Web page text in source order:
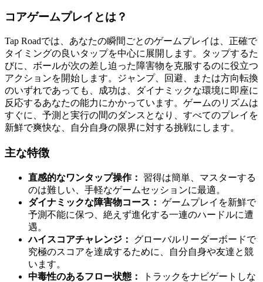
コアゲームプレイとは？
Tap Roadでは、あなたの瞬間ごとのゲームプレイは、正確で
タイミングの良いタップを中心に展開します。タップするた
びに、ボールが次の差し迫った障害物を克服するのに役立つ
アクションを開始します。ジャンプ、回避、または方向転換
のいずれであっても、成功は、ダイナミックな環境に即座に
反応するあなたの能力にかかっています。ゲームのリズムは
すぐに、予測と実行の間のダンスとなり、すべてのプレイを
新鮮で爽快な、自分自身の限界に対する挑戦にします。
主な特徴
直感的なワンタップ操作：
習得は簡単、マスターする
のは難しい、手軽なゲームセッションに最適。
ダイナミックな障害物コース： ゲームプレイを新鮮で
予測不能に保つ、絶えず進化する一連のハードルに遭
遇。
ハイスコアチャレンジ：
グローバルリーダーボードで
究極のスコアを達成するために、自分自身や友達と競
います。
中毒性のあるフロー状態：
トラックをナビゲートしな